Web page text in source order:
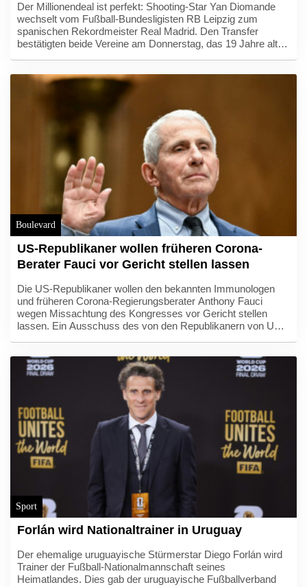
Der Millionendeal ist perfekt: Shooting-Star Yan Diomande
wechselt vom Fußball-Bundesligisten RB Leipzig zum
spanischen Rekordmeister Real Madrid. Den Transfer
bestätigten beide Vereine am Donnerstag, das 19 Jahre alte
als feste Ablöse an RB, mit Boni könnte sich die Summe auf
140 Millionen Euro erhöhen.
Boulevard
US-Republikaner wollen früheren Corona-
Berater Fauci vor Gericht stellen lassen
Die US-Republikaner wollen den bekannten Immunologen
und früheren Corona-Regierungsberater Anthony Fauci
wegen Missachtung des Kongresses vor Gericht stellen
lassen. Ein Ausschuss des von den Republikanern von US-
Sport
Forlán wird Nationaltrainer in Uruguay
Der ehemalige uruguayische Stürmerstar Diego Forlán wird
Trainer der Fußball-Nationalmannschaft seines
Heimatlandes. Dies gab der uruguayische Fußballverband